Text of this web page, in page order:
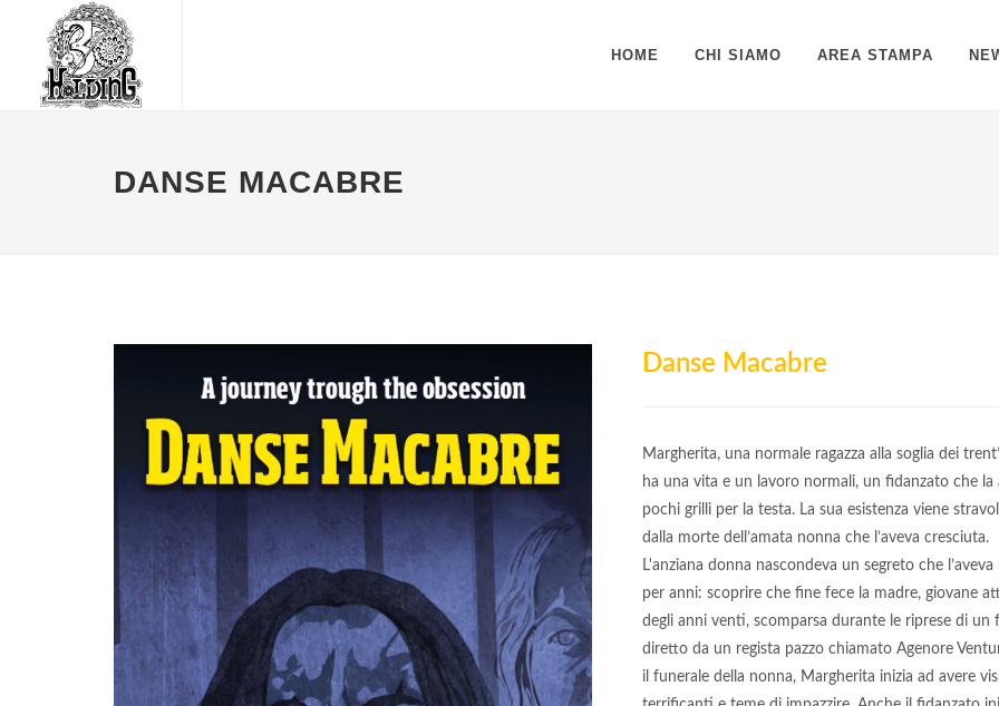
HOME CHI SIAMO AREA STAMPA
DANSE MACABRE
Danse Macabre
Margherita, una normale ragazza alla soglia dei
ha una vita e un lavoro normali, un fidanzato che la
pochi grilli per la testa. La sua esistenza viene
dalla morte dell’amata nonna che l’aveva cresciuta.
L'anziana donna nascondeva un segreto che l’aveva
per anni: scoprire che fine fece la madre, giovane
degli anni venti, scomparsa durante le riprese di un
diretto da un regista pazzo chiamato Agenore
il funerale della nonna, Margherita inizia ad avere